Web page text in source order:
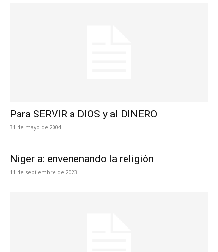
Para SERVIR a DIOS y al DINERO
31 de mayo de 2004
Nigeria: envenenando la religión
11 de septiembre de 2023